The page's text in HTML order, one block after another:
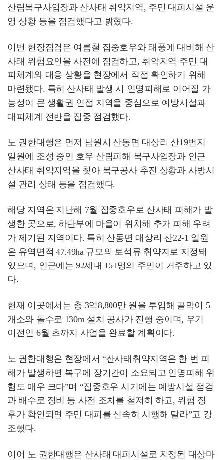
산림복구사업장과 산사태 취약지역, 주민 대피시설 운
영 상황 등을 점검했다고 밝혔다.
이번 현장점검은 여름철 집중호우와 태풍에 대비해 산
사태 위험요인을 사전에 점검하고, 취약지역 주민 대
피체계와 대응 상황을 현장에서 직접 확인하기 위해
마련됐다. 특히 산사태 발생 시 인명피해로 이어질 가
능성이 큰 생활권 인접 지역을 중심으로 예방시설과
대피체계 전반을 집중 점검했다.
노 권한대행은 먼저 남원시 산동면 대상리 산19번지
일원에 조성 중인 호우 산림피해 복구사업장과 인근
산사태 취약지역을 찾아 복구공사 추진 상황과 사방시
설 관리 상태 등을 점검했다.
해당 지역은 지난해 7월 집중호우로 산사태 피해가 발
생한 곳으로, 하단부에 마을이 위치해 추가 피해 우려
가 제기된 지역이다. 특히 산동면 대상리 산22-1 일원
은 유역면적 47.49ha 규모의 토석류 취약지로 지정돼
있으며, 인근에는 92세대 151명의 주민이 거주하고 있
다.
현재 이곳에서는 총 3억8,800만 원을 투입해 골막이 5
개소와 돌수로 130m 설치 공사가 진행 중이며, 우기
이전인 6월 초까지 사업을 완료할 계획이다.
노 권한대행은 현장에서 “산사태취약지역은 한 번 피
해가 발생하면 복구에 장기간이 소요되고 인명피해 위
험도 매우 크다”며 “집중호우 시기에는 예방시설 점검
과 배수로 정비 등 사전 조치를 철저히 하고, 위험 징
후가 확인되면 주민 대피를 신속히 시행해 달라”고 강
조했다.
이어 노 권한대행은 산사태 대피시설로 지정된 대상마